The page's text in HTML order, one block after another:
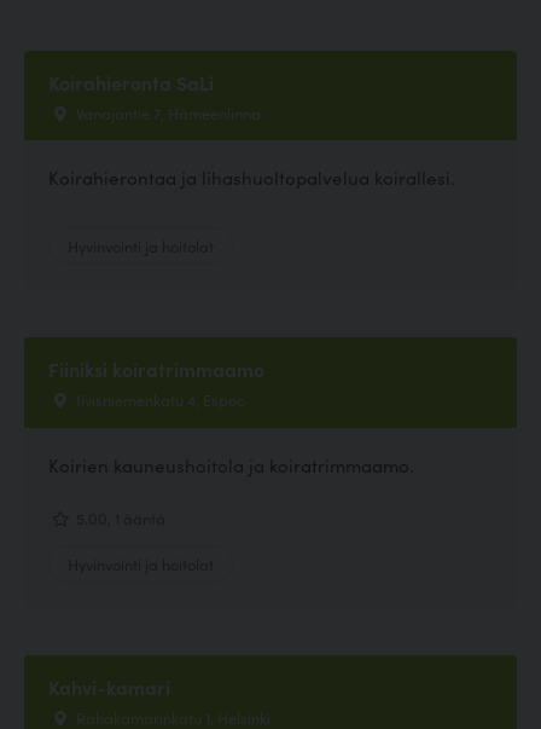
Koirahieronta SaLi
Vanajantie 7, Hämeenlinna
Koirahierontaa ja lihashuoltopalvelua koirallesi.
Fiiniksi koiratrimmaamo
Iivisniemenkatu 4, Espoo
Koirien kauneushoitola ja koiratrimmaamo.
Kahvi-kamari
Rahakamarinkatu 1, Helsinki